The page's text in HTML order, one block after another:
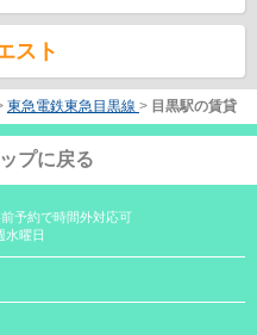
スト
東急電鉄東急目黒線 > 目黒駅の賃貸
プに戻る
予約で時間外対応可
水曜日